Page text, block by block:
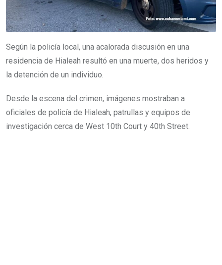
Según la policía local, una acalorada discusión en una
residencia de Hialeah resultó en una muerte, dos heridos y
la detención de un individuo.
Desde la escena del crimen, imágenes mostraban a
oficiales de policía de Hialeah, patrullas y equipos de
investigación cerca de West 10th Court y 40th Street.